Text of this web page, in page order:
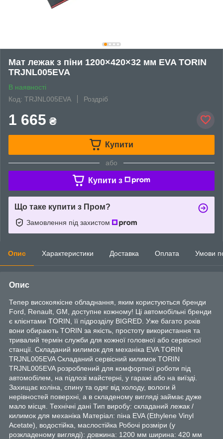
Мат лежак з піни 1200×420×32 мм EVA TORIN
TRJNL005EVA
В наявності
Код: TRJNL005EVA
Роздріб
1 665 ₴
Купити
або
Купити з
Що таке купити з Пром?
Замовлення під захистом
Опис Характеристики Доставка Оплата Умови
Опис
Тепер високоякісне обладнання, яким користуються бренди
Ford, Renault, GM, доступне кожному! Ці автомобільні бренди
є клієнтами TORIN, її підрозділу BIGRED. Уже багато років
вони обирають TORIN за якість, простоту використання та
тривалий термін служби для кожної головної або сервісної
станції. Складаний килимок для механіка EVA TORIN
TRJNL005EVA Складаний сервісний килимок TORIN
TRJNL005EVA розроблений для комфортної роботи під
автомобілем, на підлозі майстерні, у гаражі або на виїзді.
Захищає коліна, спину та одяг від холоду, вологи й
нерівностей поверхні, а в складеному вигляді займає дуже
мало місця. Технічні дані Тип виробу: складаний лежак /
килимок для механіка Матеріал: піна EVA (Ethylene Vinyl
Acetate), водостійка, маслостійка Робочі розміри (у
розкладеному вигляді): довжина: 1200 мм ширина: 420 мм